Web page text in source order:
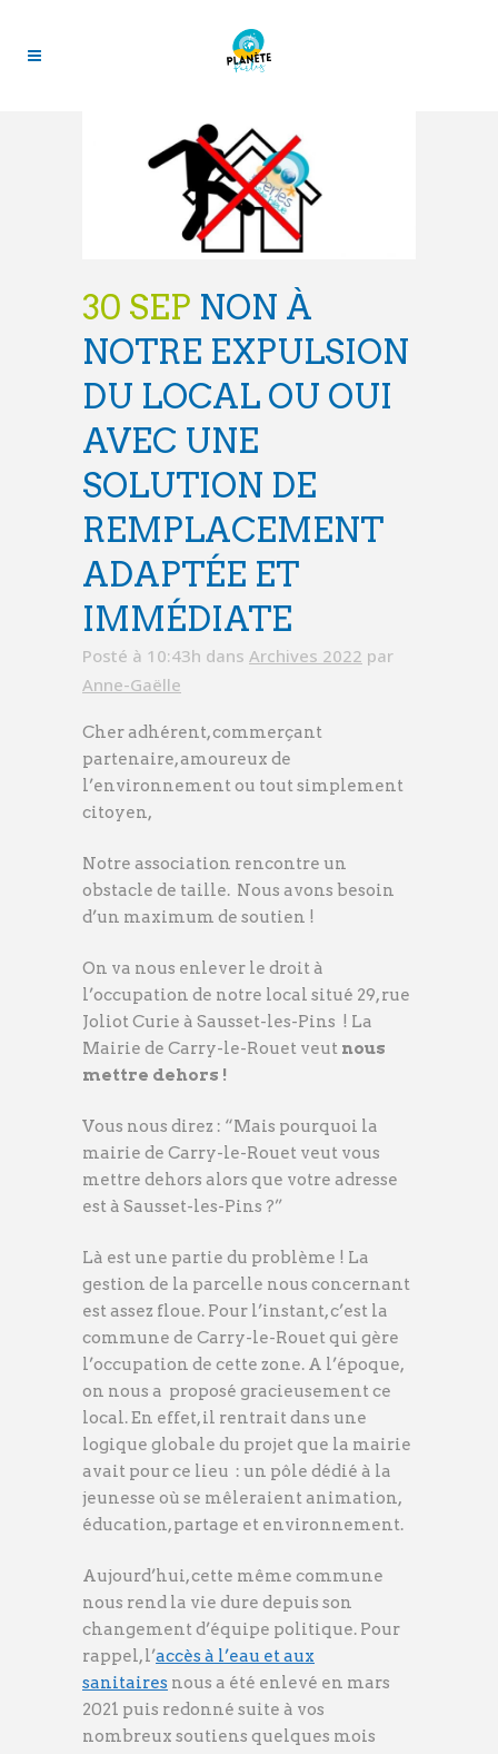
30 SEP NON À
NOTRE EXPULSION
DU LOCAL OU OUI
AVEC UNE
SOLUTION DE
REMPLACEMENT
ADAPTÉE ET
IMMÉDIATE
Posté à 10:43h dans Archives 2022 par
Anne-Gaëlle
Cher adhérent, commerçant
partenaire, amoureux de
l’environnement ou tout simplement
citoyen,
Notre association rencontre un
obstacle de taille. Nous avons besoin
d’un maximum de soutien !
On va nous enlever le droit à
l’occupation de notre local situé 29, rue
Joliot Curie à Sausset-les-Pins ! La
Mairie de Carry-le-Rouet veut nous
mettre dehors !
Vous nous direz : “Mais pourquoi la
mairie de Carry-le-Rouet veut vous
mettre dehors alors que votre adresse
est à Sausset-les-Pins ?”
Là est une partie du problème ! La
gestion de la parcelle nous concernant
est assez floue. Pour l’instant, c’est la
commune de Carry-le-Rouet qui gère
l’occupation de cette zone. A l’époque,
on nous a proposé gracieusement ce
local. En effet, il rentrait dans une
logique globale du projet que la mairie
avait pour ce lieu : un pôle dédié à la
jeunesse où se mêleraient animation,
éducation, partage et environnement.
Aujourd’hui, cette même commune
nous rend la vie dure depuis son
changement d’équipe politique. Pour
rappel, l’accès à l’eau et aux
sanitaires nous a été enlevé en mars
2021 puis redonné suite à vos
nombreux soutiens quelques mois